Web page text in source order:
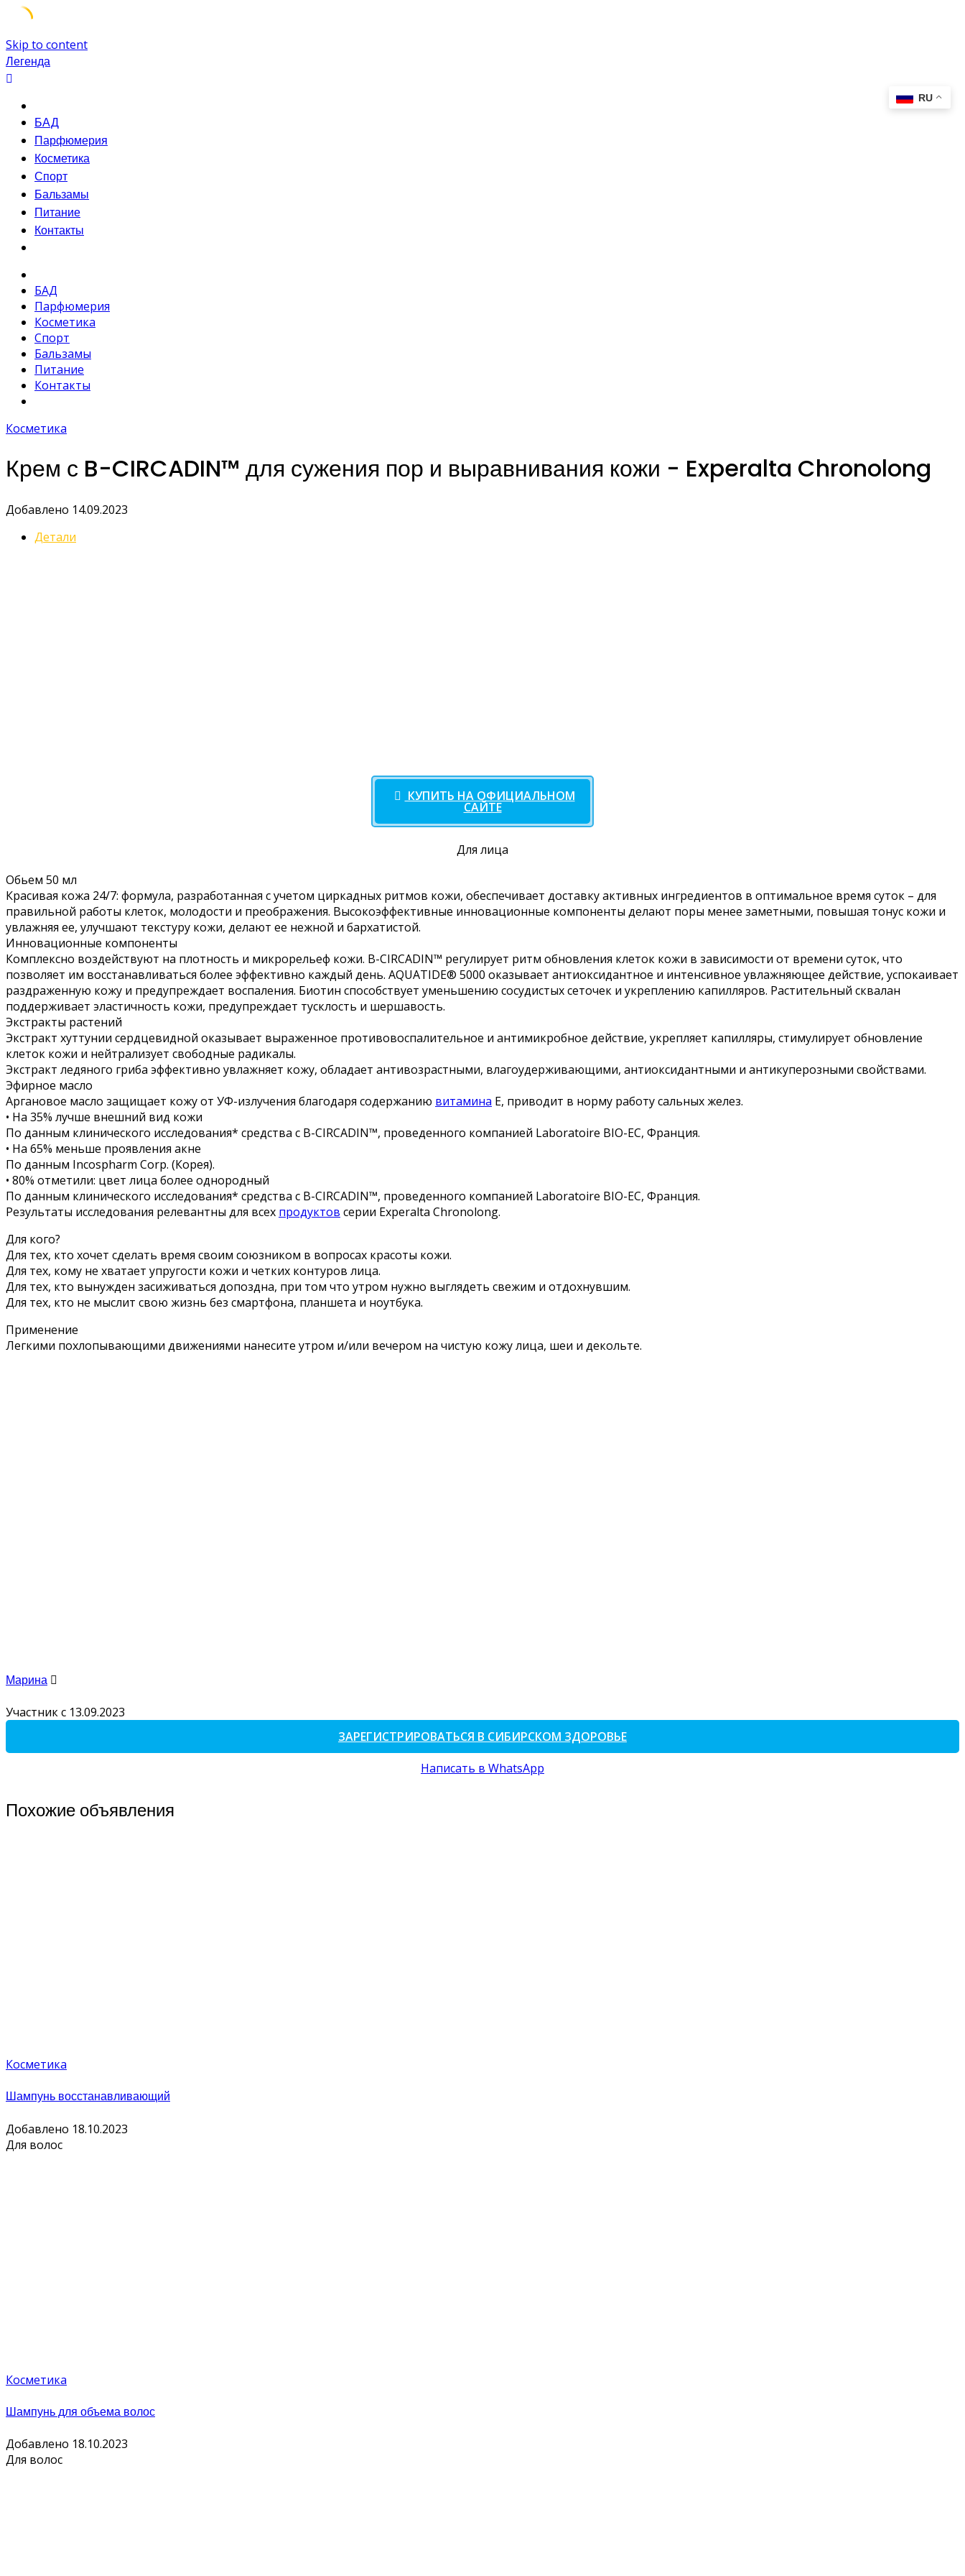
Skip to content
Легенда
БАД
Парфюмерия
Косметика
Спорт
Бальзамы
Питание
Контакты
БАД
Парфюмерия
Косметика
Спорт
Бальзамы
Питание
Контакты
Косметика
Крем с B-CIRCADIN™ для сужения пор и выравнивания кожи - Experalta Chronolong
Добавлено 14.09.2023
Детали
КУПИТЬ НА ОФИЦИАЛЬНОМ
САЙТЕ
Для лица
Обьем 50 мл
Красивая кожа 24/7: формула, разработанная с учетом циркадных ритмов кожи, обеспечивает доставку активных ингредиентов в оптимальное время суток – для
правильной работы клеток, молодости и преображения. Высокоэффективные инновационные компоненты делают поры менее заметными, повышая тонус кожи и
увлажняя ее, улучшают текстуру кожи, делают ее нежной и бархатистой.
Инновационные компоненты
Комплексно воздействуют на плотность и микрорельеф кожи. B-CIRCADIN™ регулирует ритм обновления клеток кожи в зависимости от времени суток, что
позволяет им восстанавливаться более эффективно каждый день. AQUATIDE® 5000 оказывает антиоксидантное и интенсивное увлажняющее действие, успокаивает
раздраженную кожу и предупреждает воспаления. Биотин способствует уменьшению сосудистых сеточек и укреплению капилляров. Растительный сквалан
поддерживает эластичность кожи, предупреждает тусклость и шершавость.
Экстракты растений
Экстракт хуттунии сердцевидной оказывает выраженное противовоспалительное и антимикробное действие, укрепляет капилляры, стимулирует обновление
клеток кожи и нейтрализует свободные радикалы.
Экстракт ледяного гриба эффективно увлажняет кожу, обладает антивозрастными, влагоудерживающими, антиоксидантными и антикуперозными свойствами.
Эфирное масло
Аргановое масло защищает кожу от УФ-излучения благодаря содержанию витамина Е, приводит в норму работу сальных желез.
• На 35% лучше внешний вид кожи
По данным клинического исследования* средства с B-CIRCADIN™, проведенного компанией Laboratoire BIO-EC, Франция.
• На 65% меньше проявления акне
По данным Incospharm Corp. (Корея).
• 80% отметили: цвет лица более однородный
По данным клинического исследования* средства с B-CIRCADIN™, проведенного компанией Laboratoire BIO-EC, Франция.
Результаты исследования релевантны для всех продуктов серии Experalta Chronolong.
Для кого?
Для тех, кто хочет сделать время своим союзником в вопросах красоты кожи.
Для тех, кому не хватает упругости кожи и четких контуров лица.
Для тех, кто вынужден засиживаться допоздна, при том что утром нужно выглядеть свежим и отдохнувшим.
Для тех, кто не мыслит свою жизнь без смартфона, планшета и ноутбука.
Применение
Легкими похлопывающими движениями нанесите утром и/или вечером на чистую кожу лица, шеи и декольте.
Марина
Участник с 13.09.2023
ЗАРЕГИСТРИРОВАТЬСЯ В СИБИРСКОМ ЗДОРОВЬЕ
Написать в WhatsApp
Похожие объявления
Косметика
Шампунь восстанавливающий
Добавлено 18.10.2023
Для волос
Косметика
Шампунь для объема волос
Добавлено 18.10.2023
Для волос